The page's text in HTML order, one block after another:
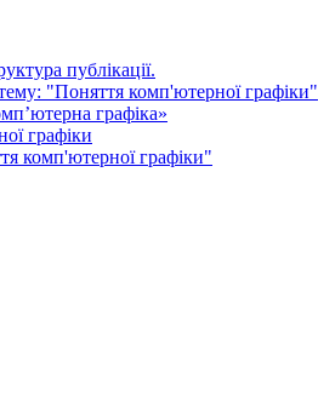
публікації.
"Поняття комп'ютерної графіки"
графіка»
графіки
комп'ютерної графіки"